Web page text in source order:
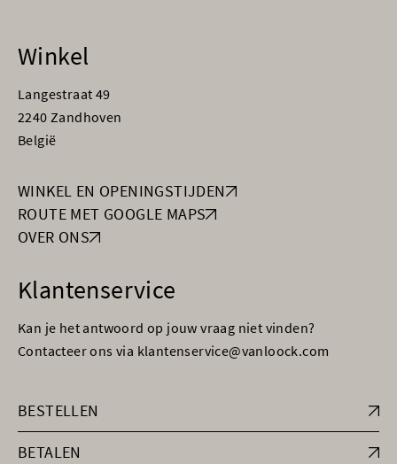
Winkel
Langestraat 49
2240 Zandhoven
België
WINKEL EN OPENINGSTIJDEN
ROUTE MET GOOGLE MAPS
OVER ONS
Klantenservice
Kan je het antwoord op jouw vraag niet vinden?
Contacteer ons via klantenservice@vanloock.com
BESTELLEN
BETALEN